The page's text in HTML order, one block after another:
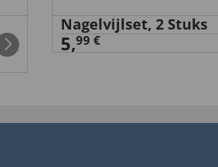
Nagelvijlset, 2 Stuks
5,99 €